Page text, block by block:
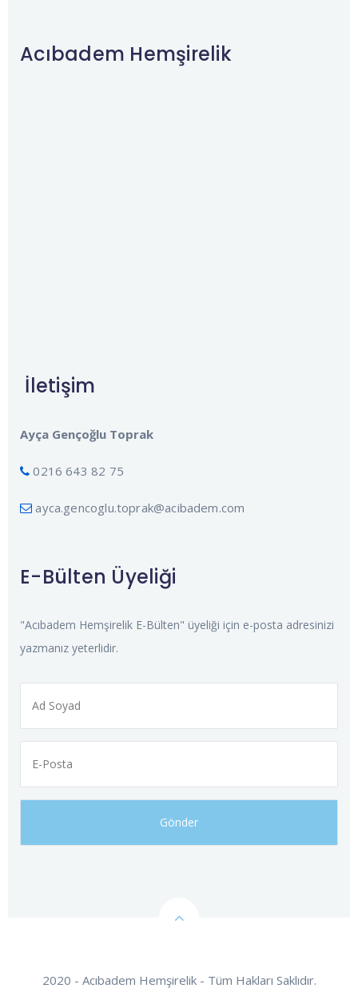
Acıbadem Hemşirelik
İletişim
Ayça Gençoğlu Toprak
0216 643 82 75
ayca.gencoglu.toprak@acibadem.com
E-Bülten Üyeliği
"Acıbadem Hemşirelik E-Bülten" üyeliği için e-posta adresinizi
yazmanız yeterlidir.
2020 - Acıbadem Hemşirelik - Tüm Hakları Saklıdır.